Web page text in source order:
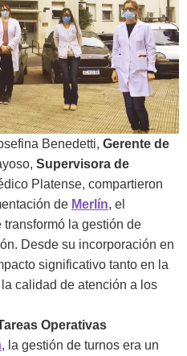
Benedetti, Gerente de
Supervisora de
Platense, compartieron
de Merlín, el
la gestión de
Desde su incorporación en
significativo tanto en la
calidad de atención a los
Operativas
, la gestión de turnos era un